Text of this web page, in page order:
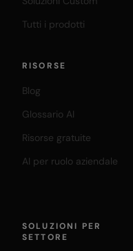
Tutti i prodotti
RISORSE
Blog
Glossario AI
Risorse gratuite
AI per ruolo aziendale
SOLUZIONI PER
SETTORE